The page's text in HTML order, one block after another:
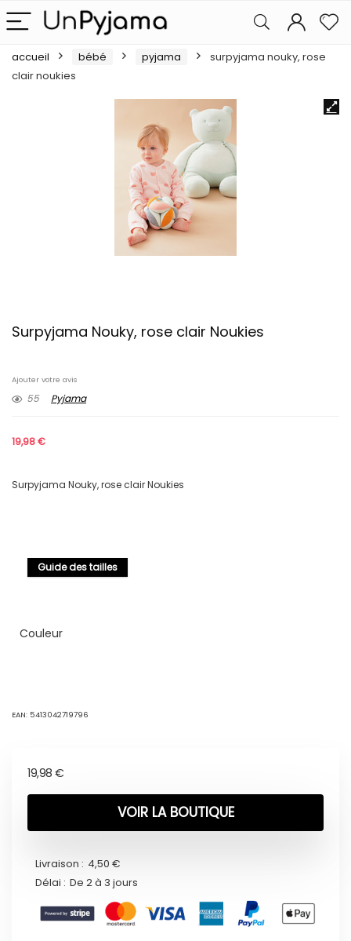
accueil bébé pyjama
surpyjama nouky, rose
clair noukies
Surpyjama Nouky, rose clair Noukies
Ajouter votre avis
55 Pyjama
19,98€
Surpyjama Nouky, rose clair Noukies
Guide des tailles
Couleur
EAN: 5413042719796
19,98 €
VOIR LA BOUTIQUE
Livraison : 4,50 €
Délai : De 2 à 3 jours